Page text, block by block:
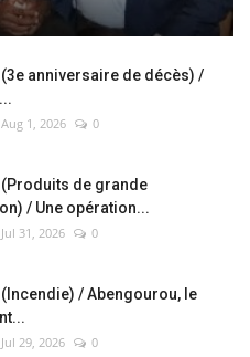
(3e anniversaire de décès) /
Aug 1, 2026 0
(Produits de grande
/ Une opération...
Jul 31, 2026 0
(Incendie) / Abengourou, le
Jul 29, 2026 0